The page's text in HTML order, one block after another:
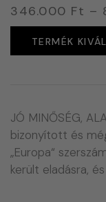
346.000 Ft –
TERMÉK
JÓ MINŐSÉG,
bizonyított és
„Europa“
került eladásra,